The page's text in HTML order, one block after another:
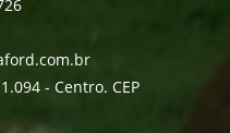
- Centro. CEP